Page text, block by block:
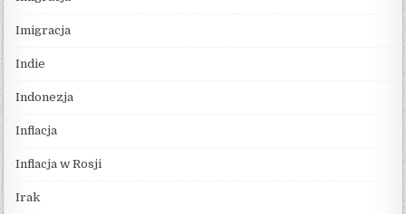
Imigracja
Indie
Indonezja
Inflacja
Inflacja w Rosji
Irak